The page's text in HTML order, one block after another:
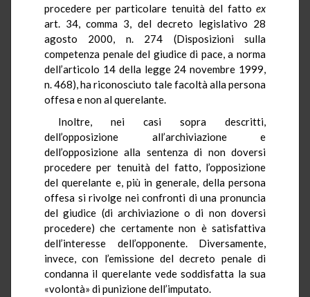
procedere per particolare tenuità del fatto ex
art. 34, comma 3, del decreto legislativo 28
agosto 2000, n. 274 (Disposizioni sulla
competenza penale del giudice di pace, a norma
dell’articolo 14 della legge 24 novembre 1999,
n. 468), ha riconosciuto tale facoltà alla persona
offesa e non al querelante.
Inoltre, nei casi sopra descritti,
dell’opposizione all’archiviazione e
dell’opposizione alla sentenza di non doversi
procedere per tenuità del fatto, l’opposizione
del querelante e, più in generale, della persona
offesa si rivolge nei confronti di una pronuncia
del giudice (di archiviazione o di non doversi
procedere) che certamente non è satisfattiva
dell’interesse dell’opponente. Diversamente,
invece, con l’emissione del decreto penale di
condanna il querelante vede soddisfatta la sua
«volontà» di punizione dell’imputato.